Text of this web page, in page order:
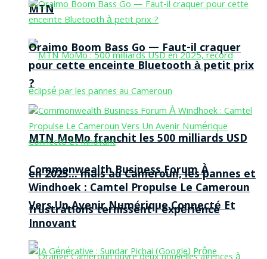
MTN
MTN MoMo franchit les 500 milliards USD
en 2025… mais au Cameroun, les pannes et
frustrations ternissent l’expérience
Oraimo Boom Bass Go — Faut-il craquer
pour cette enceinte Bluetooth à petit prix
?
Commonwealth Business Forum À
Windhoek : Camtel Propulse Le Cameroun
Vers Un Avenir Numérique Connecté Et
Innovant